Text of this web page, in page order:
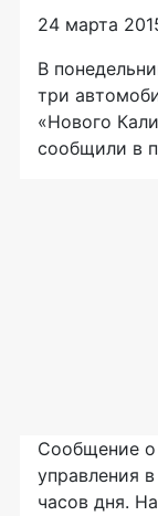
24 марта
В
три
«Нового
сообщили в
Сообщение о
управления
часов дня.